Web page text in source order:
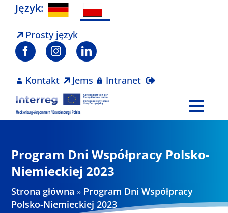
Skip
content
Język:
Prosty język
Kontakt Jems Intranet
Projekty
Aktualności
Program Dni Współpracy Polsko-
Niemieckiej 2023
Strona główna » Program Dni Współpracy
Polsko-Niemieckiej 2023